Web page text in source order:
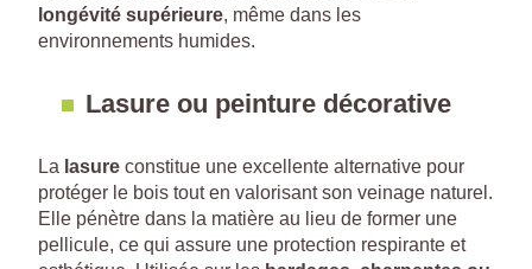
longévité supérieure, même dans les
environnements humides.
Lasure ou peinture décorative
La lasure constitue une excellente alternative pour
protéger le bois tout en valorisant son veinage naturel.
Elle pénètre dans la matière au lieu de former une
pellicule, ce qui assure une protection respirante et